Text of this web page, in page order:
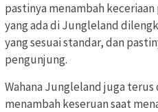
pastinya menambah
yang ada di Jungleland
yang sesuai standar, dan
pengunjung.
Wahana Jungleland juga
menambah keseruan saat